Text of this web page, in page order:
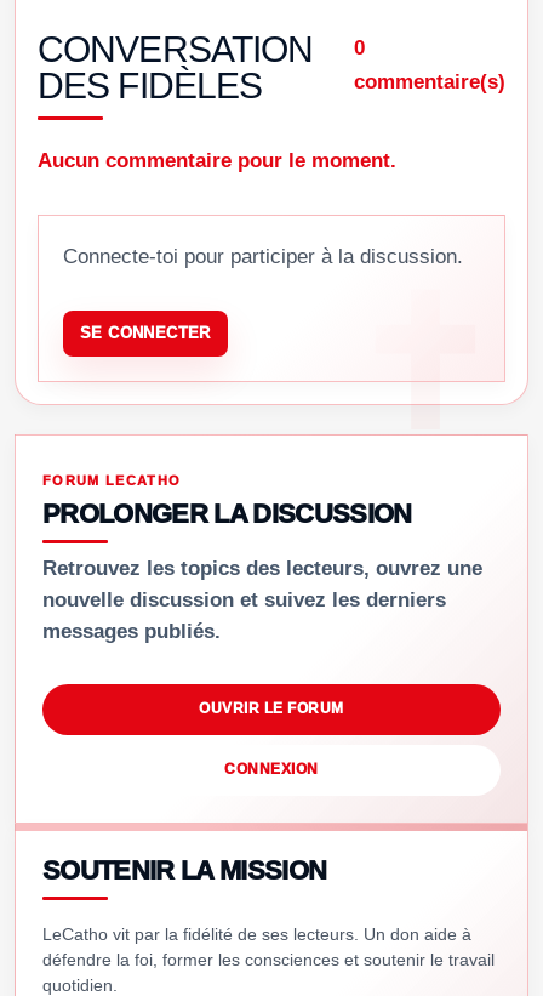
CONVERSATION
DES FIDÈLES
0
commentaire(s)
Aucun commentaire pour le moment.
Connecte-toi pour participer à la discussion.
SE CONNECTER
FORUM LECATHO
PROLONGER LA DISCUSSION
Retrouvez les topics des lecteurs, ouvrez une
nouvelle discussion et suivez les derniers
messages publiés.
OUVRIR LE FORUM
CONNEXION
SOUTENIR LA MISSION
LeCatho vit par la fidélité de ses lecteurs. Un don aide à
défendre la foi, former les consciences et soutenir le travail
quotidien.